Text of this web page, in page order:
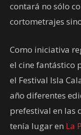
contará no sólo
cortometrajes
Como iniciativa
el cine fantástico
el Festival Isla
año diferentes
prefestival en las
tenía lugar en La